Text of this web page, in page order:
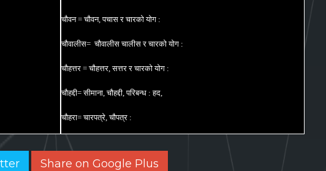
चौवन = चौवन, पचास र चारको योग :
चौवालीस= चौवालीस चालीस र चारको योग :
चौहत्तर = चौहत्तर, सत्तर र चारको योग :
चौहद्दी= सीमाना, चौहद्दी, परिबन्ध : हद,
चौहरा= चारपत्रे, चौपत्र :
Share on Google Plus